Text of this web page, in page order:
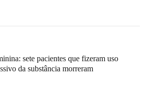
sete pacientes que fizeram uso
da substância morreram